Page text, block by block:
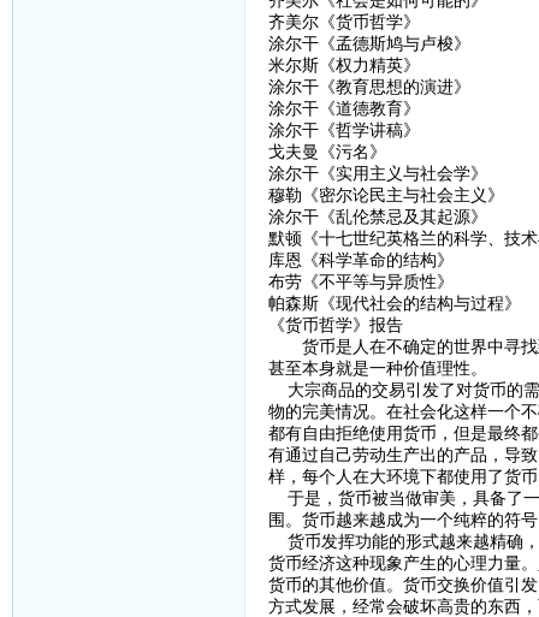
齐美尔《货币哲学》
涂尔干《孟德斯鸠与卢梭》
米尔斯《权力精英》
涂尔干《教育思想的演进》
涂尔干《道德教育》
涂尔干《哲学讲稿》
戈夫曼《污名》
涂尔干《实用主义与社会学》
穆勒《密尔论民主与社会主义》
涂尔干《乱伦禁忌及其起源》
默顿《十七世纪英格兰的科学、技
库恩《科学革命的结构》
布劳《不平等与异质性》
帕森斯《现代社会的结构与过程》
《货币哲学》报告
货币是人在不确定的世界中寻找
甚至本身就是一种价值理性。
大宗商品的交易引发了对货币的
物的完美情况。在社会化这样一个
都有自由拒绝使用货币，但是最终
有通过自己劳动生产出的产品，导
样，每个人在大环境下都使用了货
于是，货币被当做审美，具备了
围。货币越来越成为一个纯粹的符
货币发挥功能的形式越来越精确
货币经济这种现象产生的心理力量
货币的其他价值。货币交换价值引
方式发展，经常会破坏高贵的东西